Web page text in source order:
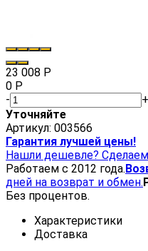
23 008 Р
0 Р
-
+
Уточняйте
Артикул: 003566
Гарантия лучшей цены!
Нашли дешевле?
Работаем с 2012 года.
дней на возврат и обмен.
Без процентов.
Характеристики
Доставка